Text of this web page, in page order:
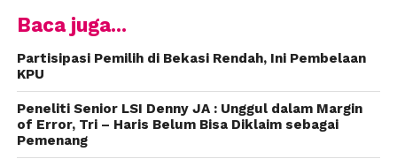
Misalnya, selebaran dukungan Persatuan Gereja se-
Kota Bekasi. Setelah dikonfirmasi, bahwa berita
tersebut adalah hoax.
berbagai informasi bohong itu,” kata dia.
Rahmat mengatakan, kemenangan itu merupakan
Baca juga...
Partisipasi Pemilih di Bekasi Rendah, Ini Pembelaan
KPU
Peneliti Senior LSI Denny JA : Unggul dalam Margin
of Error, Tri – Haris Belum Bisa Diklaim sebagai
Pemenang